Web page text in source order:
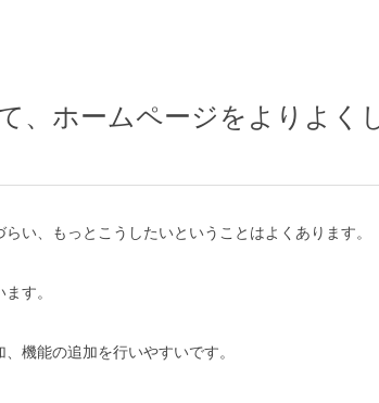
、ホームページをよりよく
い、もっとこうしたいということはよくあります。
す。
機能の追加を行いやすいです。